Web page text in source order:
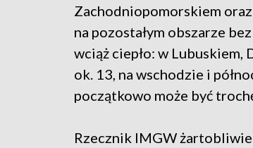
Zachodniopomorskiem
na pozostałym obszarze
wciąż ciepło: w
ok. 13, na wschodzie i
początkowo może być
Rzecznik IMGW